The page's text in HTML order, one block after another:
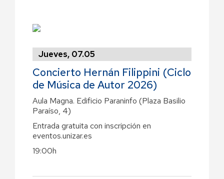
Jueves, 07.05
Concierto Hernán Filippini (Ciclo
de Música de Autor 2026)
Aula Magna. Edificio Paraninfo (Plaza Basilio
Paraíso, 4)
Entrada gratuita con inscripción en
eventos.unizar.es
19:00h